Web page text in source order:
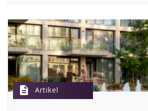
description Artikel